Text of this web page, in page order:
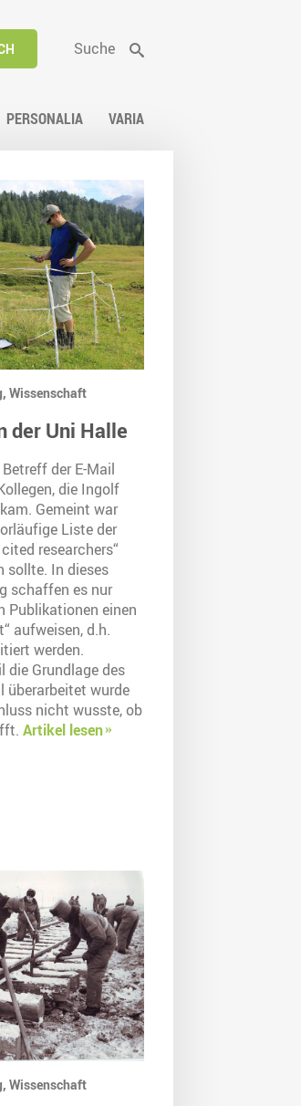
Suche
PERSONALIA VARIA
Wissenschaft
der Uni Halle
der E-Mail
die Ingolf
Gemeint war
Liste der
researchers“
sollte. In dieses
schaffen es nur
Publikationen einen
aufweisen, d.h.
werden.
die Grundlage des
überarbeitet wurde
nicht wusste, ob
Artikel lesen
Wissenschaft